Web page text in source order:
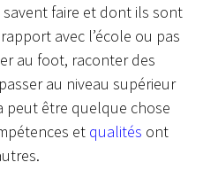
savent faire et dont ils sont
avec l’école ou pas
au foot, raconter des
au niveau supérieur
peut être quelque chose
et qualités ont